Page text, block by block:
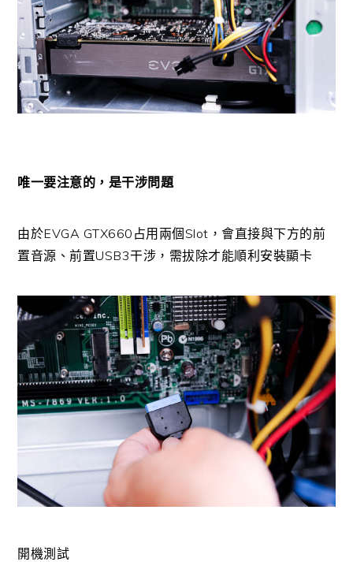
唯一要注意的，是干涉問題
由於EVGA GTX660占用兩個Slot，會直接與下方的前
置音源、前置USB3干涉，需拔除才能順利安裝顯卡
開機測試